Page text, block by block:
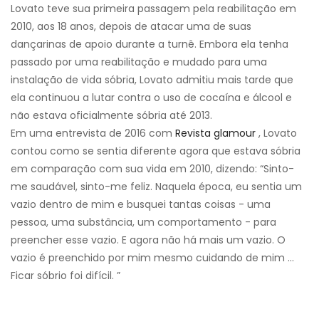
Lovato teve sua primeira passagem pela reabilitação em
2010, aos 18 anos, depois de atacar uma de suas
dançarinas de apoio durante a turnê. Embora ela tenha
passado por uma reabilitação e mudado para uma
instalação de vida sóbria, Lovato admitiu mais tarde que
ela continuou a lutar contra o uso de cocaína e álcool e
não estava oficialmente sóbria até 2013.
Em uma entrevista de 2016 com Revista glamour , Lovato
contou como se sentia diferente agora que estava sóbria
em comparação com sua vida em 2010, dizendo: “Sinto-
me saudável, sinto-me feliz. Naquela época, eu sentia um
vazio dentro de mim e busquei tantas coisas - uma
pessoa, uma substância, um comportamento - para
preencher esse vazio. E agora não há mais um vazio. O
vazio é preenchido por mim mesmo cuidando de mim ...
Ficar sóbrio foi difícil. ”